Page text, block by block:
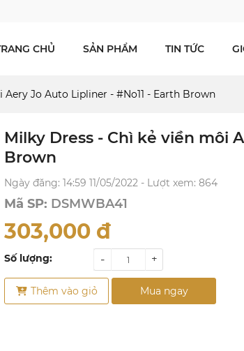
CHỦ SẢN PHẨM TIN TỨC
Jo Auto Lipliner - #No11 - Earth Brown
Milky Dress - Chì kẻ viền môi
Brown
Ngày đăng: 14:59 11/05/2022 - Lượt xem: 864
Mã SP: DSMWBA41
303,000 đ
Số lượng: +
-
Thêm vào giỏ Mua ngay